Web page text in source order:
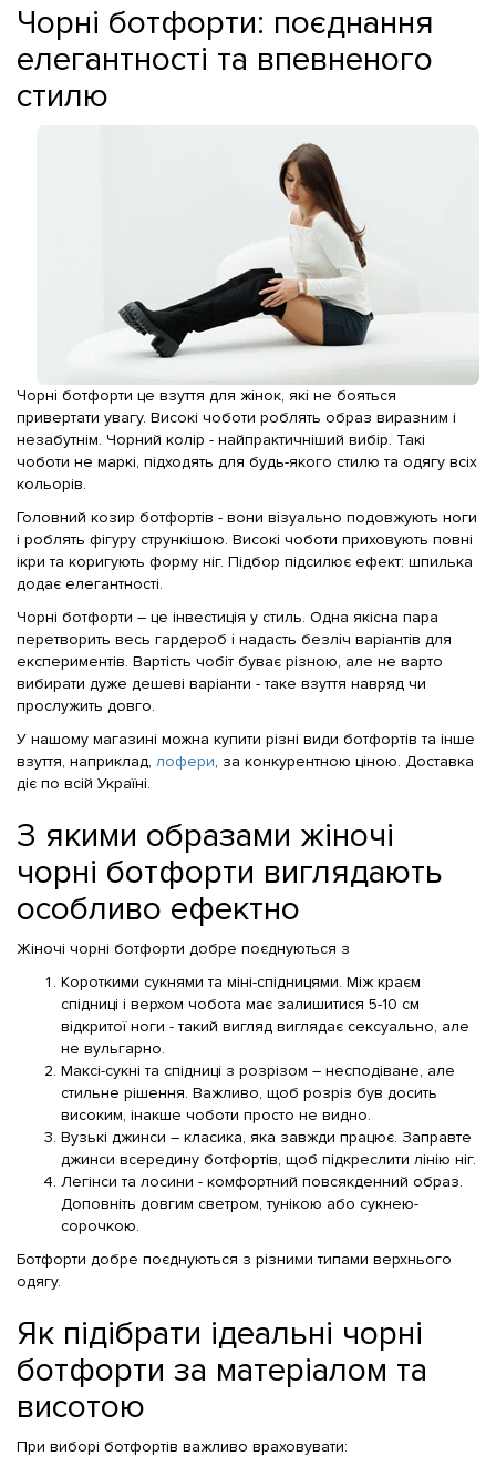
Чорні ботфорти: поєднання
елегантності та впевненого
стилю
Чорні ботфорти це взуття для жінок, які не бояться
привертати увагу. Високі чоботи роблять образ виразним і
незабутнім. Чорний колір - найпрактичніший вибір. Такі
чоботи не маркі, підходять для будь-якого стилю та одягу всіх
кольорів.
Головний козир ботфортів - вони візуально подовжують ноги
і роблять фігуру стрункішою. Високі чоботи приховують повні
ікри та коригують форму ніг. Підбор підсилює ефект: шпилька
додає елегантності.
Чорні ботфорти – це інвестиція у стиль. Одна якісна пара
перетворить весь гардероб і надасть безліч варіантів для
експериментів. Вартість чобіт буває різною, але не варто
вибирати дуже дешеві варіанти - таке взуття навряд чи
прослужить довго.
У нашому магазині можна купити різні види ботфортів та інше
взуття, наприклад, лофери, за конкурентною ціною. Доставка
діє по всій Україні.
З якими образами жіночі
чорні ботфорти виглядають
особливо ефектно
Жіночі чорні ботфорти добре поєднуються з
Короткими сукнями та міні-спідницями. Між краєм
спідниці і верхом чобота має залишитися 5-10 см
відкритої ноги - такий вигляд виглядає сексуально, але
не вульгарно.
Максі-сукні та спідниці з розрізом – несподіване, але
стильне рішення. Важливо, щоб розріз був досить
високим, інакше чоботи просто не видно.
Вузькі джинси – класика, яка завжди працює. Заправте
джинси всередину ботфортів, щоб підкреслити лінію ніг.
Легінси та лосини - комфортний повсякденний образ.
Доповніть довгим светром, тунікою або сукнею-
сорочкою.
Ботфорти добре поєднуються з різними типами верхнього
одягу.
Як підібрати ідеальні чорні
ботфорти за матеріалом та
висотою
При виборі ботфортів важливо враховувати: